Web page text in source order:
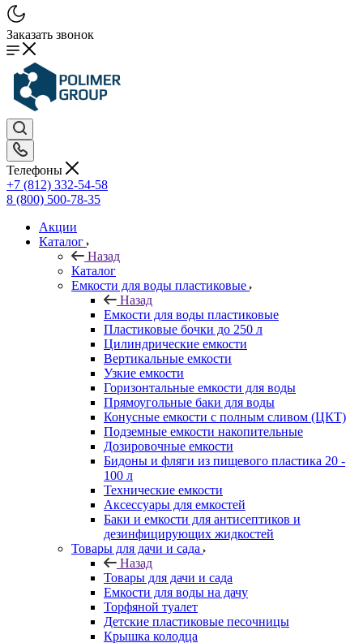
Заказать звонок
Телефоны
+7 (812) 332-54-58
8 (800) 500-78-35
Акции
Каталог
Назад
Каталог
Емкости для воды пластиковые
Назад
Емкости для воды пластиковые
Пластиковые бочки до 250 л
Цилиндрические емкости
Вертикальные емкости
Узкие емкости
Горизонтальные емкости для воды
Прямоугольные баки для воды
Конусные емкости с полным сливом (ЦКТ)
Подземные емкости накопительные
Дозировочные емкости
Бидоны и фляги из пищевого пластика 20 -
100 л
Технические емкости
Аксессуары для емкостей
Баки и емкости для антисептиков и
дезинфицирующих жидкостей
Товары для дачи и сада
Назад
Товары для дачи и сада
Емкости для воды на дачу
Торфяной туалет
Детские пластиковые песочницы
Крышка колодца